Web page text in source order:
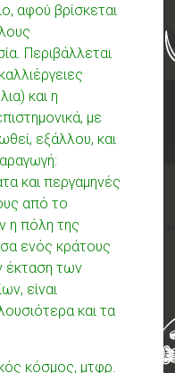
αφού βρίσκεται
Περιβάλλεται
και η
με
εξάλλου, και
και περγαμηνές
από το
η πόλη της
ενός κράτους
έκταση των
είναι
και τα
κόσμος, μτφρ.